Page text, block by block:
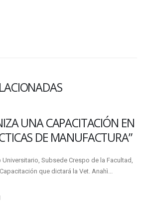
UNA CAPACITACIÓN EN
DE MANUFACTURA”
Subsede Crespo de la Facultad,
que dictará la Vet. Anahì...